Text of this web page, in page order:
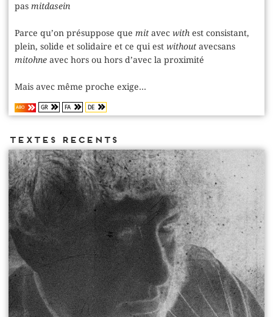
pas mitdasein
Parce qu’on présuppose que mit avec with est consistant,
plein, solide et solidaire et ce qui est without avecsans
mitohne avec hors ou hors d’avec la proximité
Mais avec même proche exige...
ABO GR FA DE
Textes recents